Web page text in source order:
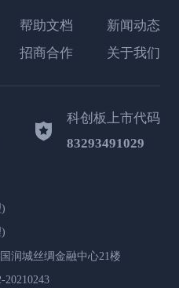
帮助文档
新闻动态
招商合作 关于我们
科创板上市代码
83293491029
润城丝绸金融中心21楼